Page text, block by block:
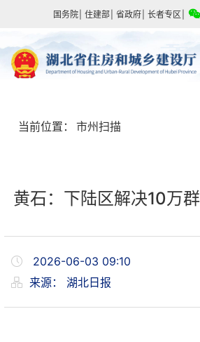
国务院 住建部 省政府 长者专区
当前位置： 市州扫描
黄石：下陆区解决10万
2026-06-03 09:10
来源： 湖北日报